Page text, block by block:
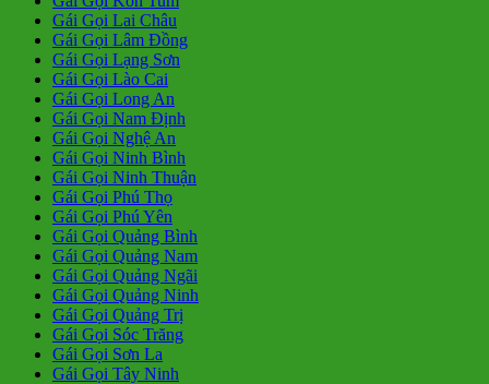
Gái Gọi Lai Châu
Gái Gọi Lâm Đồng
Gái Gọi Lạng Sơn
Gái Gọi Lào Cai
Gái Gọi Long An
Gái Gọi Nam Định
Gái Gọi Nghệ An
Gái Gọi Ninh Bình
Gái Gọi Ninh Thuận
Gái Gọi Phú Thọ
Gái Gọi Phú Yên
Gái Gọi Quảng Bình
Gái Gọi Quảng Nam
Gái Gọi Quảng Ngãi
Gái Gọi Quảng Ninh
Gái Gọi Quảng Trị
Gái Gọi Sóc Trăng
Gái Gọi Sơn La
Gái Gọi Tây Ninh